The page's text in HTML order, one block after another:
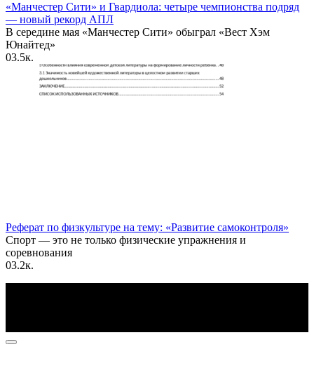
«Манчестер Сити» и Гвардиола: четыре чемпионства подряд
— новый рекорд АПЛ
В середине мая «Манчестер Сити» обыграл «Вест Хэм
Юнайтед»
03.5к.
Реферат по физкультуре на тему: «Развитие самоконтроля»
Спорт — это не только физические упражнения и
соревнования
03.2к.